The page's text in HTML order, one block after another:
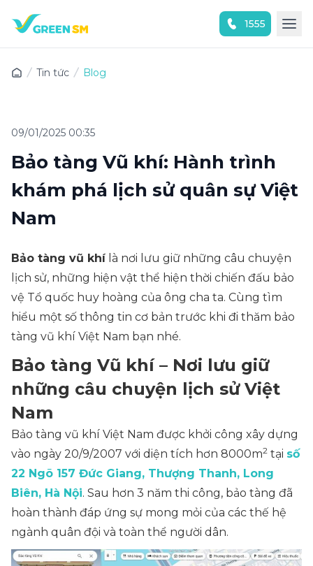
1555
Tin tức Blog
09/01/2025 00:35
Bảo tàng Vũ khí: Hành trình
khám phá lịch sử quân sự Việt
Nam
Bảo tàng vũ khílà nơi lưu giữ những câu chuyện
lịch sử, những hiện vật thể hiện thời chiến đấu bảo
vệ Tổ quốc huy hoàng của ông cha ta. Cùng tìm
hiểu một số thông tin cơ bản trước khi đi thăm bảo
tàng vũ khí Việt Nam bạn nhé.
Bảo tàng Vũ khí – Nơi lưu giữ
những câu chuyện lịch sử Việt
Nam
Bảo tàng vũ khí Việt Nam được khởi công xây dựng
vào ngày 20/9/2007 với diện tích hơn 8000m2 tại số
22 Ngõ 157 Đức Giang, Thượng Thanh, Long
Biên, Hà Nội. Sau hơn 3 năm thi công, bảo tàng đã
hoàn thành đáp ứng sự mong mỏi của các thế hệ
ngành quân đội và toàn thể người dân.